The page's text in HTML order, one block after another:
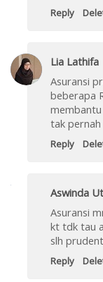
Reply
Lia Lathifa
Asuransi
beberapa
tak
Reply
Aswinda
Asuransi
kt tdk tau
slh
Reply